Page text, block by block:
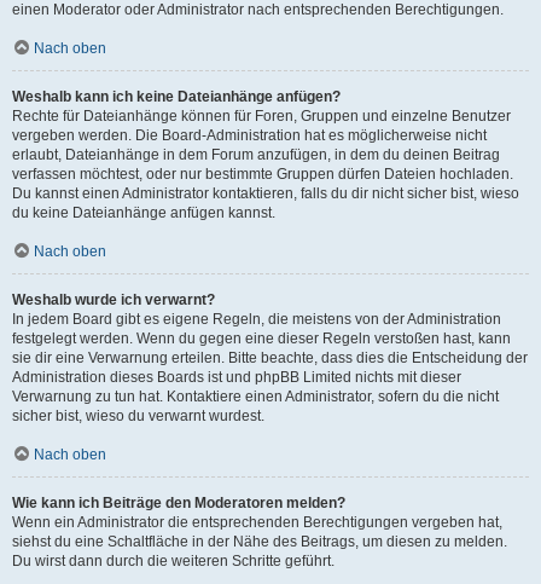
einen Moderator oder Administrator nach entsprechenden Berechtigungen.
Nach oben
Weshalb kann ich keine Dateianhänge anfügen?
Rechte für Dateianhänge können für Foren, Gruppen und einzelne Benutzer
vergeben werden. Die Board-Administration hat es möglicherweise nicht
erlaubt, Dateianhänge in dem Forum anzufügen, in dem du deinen Beitrag
verfassen möchtest, oder nur bestimmte Gruppen dürfen Dateien hochladen.
Du kannst einen Administrator kontaktieren, falls du dir nicht sicher bist, wieso
du keine Dateianhänge anfügen kannst.
Nach oben
Weshalb wurde ich verwarnt?
In jedem Board gibt es eigene Regeln, die meistens von der Administration
festgelegt werden. Wenn du gegen eine dieser Regeln verstoßen hast, kann
sie dir eine Verwarnung erteilen. Bitte beachte, dass dies die Entscheidung der
Administration dieses Boards ist und phpBB Limited nichts mit dieser
Verwarnung zu tun hat. Kontaktiere einen Administrator, sofern du die nicht
sicher bist, wieso du verwarnt wurdest.
Nach oben
Wie kann ich Beiträge den Moderatoren melden?
Wenn ein Administrator die entsprechenden Berechtigungen vergeben hat,
siehst du eine Schaltfläche in der Nähe des Beitrags, um diesen zu melden.
Du wirst dann durch die weiteren Schritte geführt.